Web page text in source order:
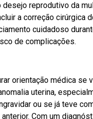
reprodutivo da
a correção cirúrgica
cuidadoso
de complicações.
orientação médica se
uterina,
ou se já teve
Com um